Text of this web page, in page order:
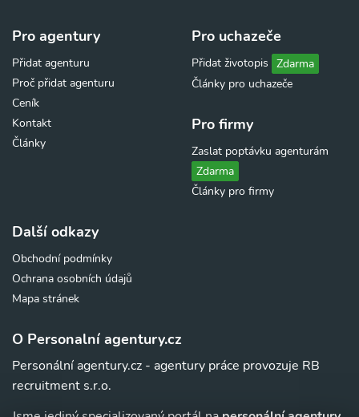
Pro agentury
Přidat agenturu
Proč přidat agenturu
Ceník
Kontakt
Články
Pro uchazeče
Přidat životopis Zdarma
Články pro uchazeče
Pro firmy
Zaslat poptávku agenturám
Zdarma
Články pro firmy
Další odkazy
Obchodní podmínky
Ochrana osobních údajů
Mapa stránek
O Personalní agentury.cz
Personální agentury.cz - agentury práce provozuje RB
recruitment s.r.o.